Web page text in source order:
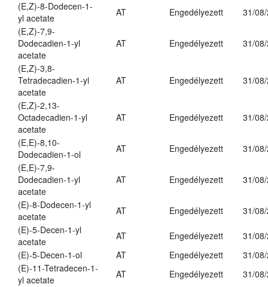
(E,Z)-8-Dodecen-1-
yl acetate
AT Engedélyezett
31/
(E,Z)-7,9-
Dodecadien-1-yl
acetate
AT Engedélyezett 31/
(E,Z)-3,8-
Tetradecadien-1-yl
acetate
AT Engedélyezett 31/
(E,Z)-2,13-
Octadecadien-1-yl
acetate
AT Engedélyezett 31/
(E,E)-8,10-
Dodecadien-1-ol
AT Engedélyezett
31/
(E,E)-7,9-
Dodecadien-1-yl
acetate
AT Engedélyezett 31/
(E)-8-Dodecen-1-yl
acetate
AT Engedélyezett
31/
(E)-5-Decen-1-yl
acetate
AT Engedélyezett
31/
(E)-5-Decen-1-ol
AT Engedélyezett
31/
(E)-11-Tetradecen-1-
yl acetate
AT Engedélyezett 31/